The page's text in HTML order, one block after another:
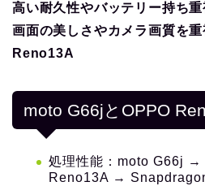
高い耐久性やバッテリー持ち
画面の美しさやカメラ画質を
Reno13A
moto G66jとOPPO
処理性能：moto G66j →
Reno13A →